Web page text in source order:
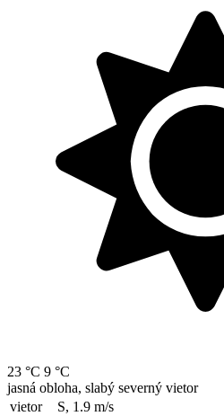
23 °C 9 °C
jasná obloha, slabý severný vietor
vietor
S, 1.9 m/s